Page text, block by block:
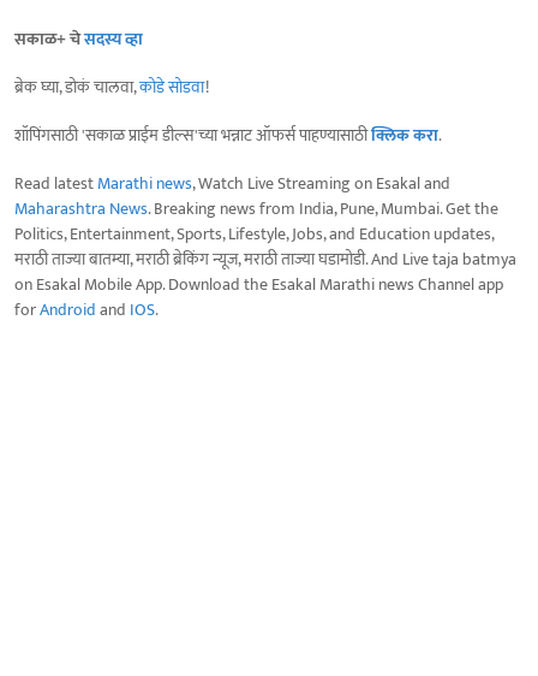
सकाळ+ चेसदस्य व्हा
ब्रेक घ्या, डोकं चालवा,कोडे सोडवा!
शॉपिंगसाठी 'सकाळ प्राईम डील्स'च्या भन्नाट ऑफर्स पाहण्यासाठीक्लिक करा.
Read latestMarathi news, Watch Live Streaming on Esakal and
Maharashtra News. Breaking news from India, Pune, Mumbai. Get the
Politics, Entertainment, Sports, Lifestyle, Jobs, and Education updates,
मराठी ताज्या बातम्या, मराठी ब्रेकिंग न्यूज, मराठी ताज्या घडामोडी. And Live taja batmya
on Esakal Mobile App. Download the Esakal Marathi news Channel app
forAndroidand IOS.